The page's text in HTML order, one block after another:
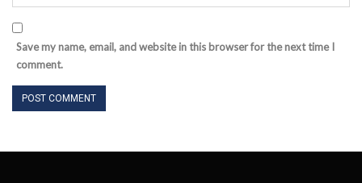
Save my name, email, and website in this browser for the next time I
comment.